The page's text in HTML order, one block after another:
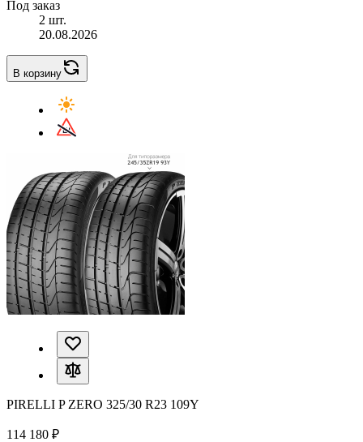
Под заказ
2 шт.
20.08.2026
В корзину
PIRELLI P ZERO 325/30 R23 109Y
114 180 ₽